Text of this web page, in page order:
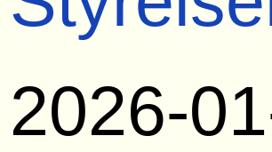
2026-